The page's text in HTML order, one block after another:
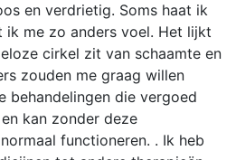
en verdrietig. Soms haat ik
ik me zo anders voel. Het lijkt
cirkel zit van schaamte en
zouden me graag willen
behandelingen die vergoed
kan zonder deze
functioneren. . Ik heb